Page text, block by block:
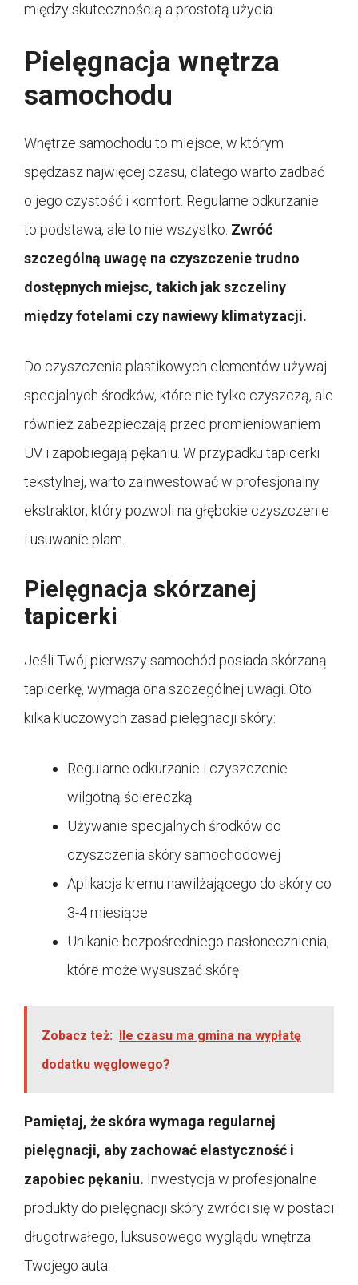
między skutecznością a prostotą użycia.
Pielęgnacja wnętrza
samochodu
Wnętrze samochodu to miejsce, w którym
spędzasz najwięcej czasu, dlatego warto zadbać
o jego czystość i komfort. Regularne odkurzanie
to podstawa, ale to nie wszystko. Zwróć
szczególną uwagę na czyszczenie trudno
dostępnych miejsc, takich jak szczeliny
między fotelami czy nawiewy klimatyzacji.
Do czyszczenia plastikowych elementów używaj
specjalnych środków, które nie tylko czyszczą, ale
również zabezpieczają przed promieniowaniem
UV i zapobiegają pękaniu. W przypadku tapicerki
tekstylnej, warto zainwestować w profesjonalny
ekstraktor, który pozwoli na głębokie czyszczenie
i usuwanie plam.
Pielęgnacja skórzanej
tapicerki
Jeśli Twój pierwszy samochód posiada skórzaną
tapicerkę, wymaga ona szczególnej uwagi. Oto
kilka kluczowych zasad pielęgnacji skóry:
Regularne odkurzanie i czyszczenie
wilgotną ściereczką
Używanie specjalnych środków do
czyszczenia skóry samochodowej
Aplikacja kremu nawilżającego do skóry co
3-4 miesiące
Unikanie bezpośredniego nasłonecznienia,
które może wysuszać skórę
Zobacz też: Ile czasu ma gmina na wypłatę
dodatku węglowego?
Pamiętaj, że skóra wymaga regularnej
pielęgnacji, aby zachować elastyczność i
zapobiec pękaniu. Inwestycja w profesjonalne
produkty do pielęgnacji skóry zwróci się w postaci
długotrwałego, luksusowego wyglądu wnętrza
Twojego auta.